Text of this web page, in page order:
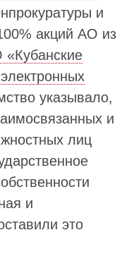
и
акций АО из
указывало,
и
лиц
и
это